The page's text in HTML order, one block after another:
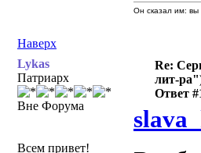
Наверх
Он сказал им: вы
Lykas
Патриарх
Вне Форума
Всем привет!
Re:
лит-
Ответ